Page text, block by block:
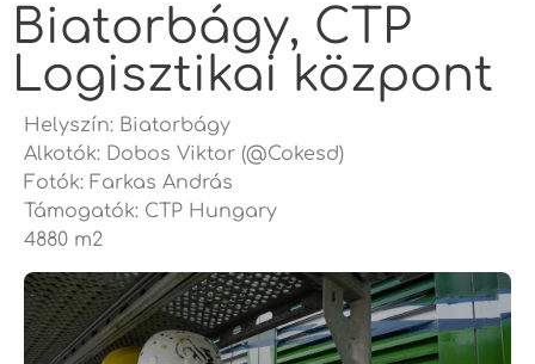
Biatorbágy, CTP
Logisztikai központ
Helyszín: Biatorbágy
Alkotók: Dobos Viktor (@Cokesd)
Fotók: Farkas András
Támogatók: CTP Hungary
4880 m2